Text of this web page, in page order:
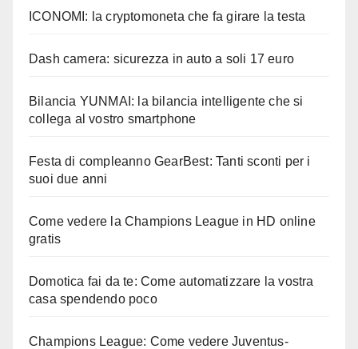
ICONOMI: la cryptomoneta che fa girare la testa
Dash camera: sicurezza in auto a soli 17 euro
Bilancia YUNMAI: la bilancia intelligente che si
collega al vostro smartphone
Festa di compleanno GearBest: Tanti sconti per i
suoi due anni
Come vedere la Champions League in HD online
gratis
Domotica fai da te: Come automatizzare la vostra
casa spendendo poco
Champions League: Come vedere Juventus-